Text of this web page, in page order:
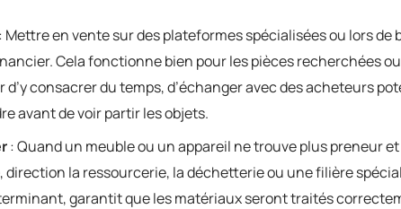
: Mettre en vente sur des plateformes spécialisées ou lors
Cela fonctionne bien pour les pièces recherchées
d’y consacrer du temps, d’échanger avec des acheteurs
avant de voir partir les objets.
: Quand un meuble ou un appareil ne trouve plus preneur
direction la ressourcerie, la déchetterie ou une filière
garantit que les matériaux seront traités